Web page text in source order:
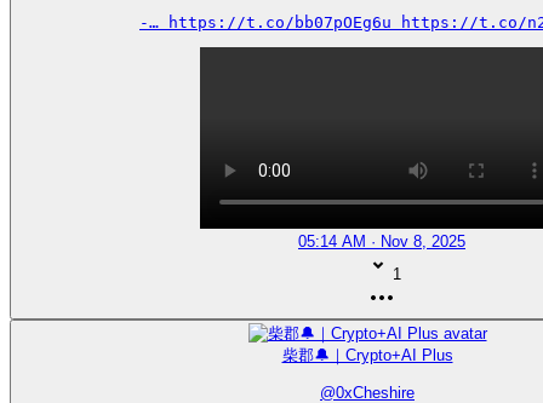
-… https://t.co/bb07pOEg6u https://t.co/
05:14 AM · Nov 8, 2025
1
柴郡🔔｜Crypto+AI Plus
@0xCheshire